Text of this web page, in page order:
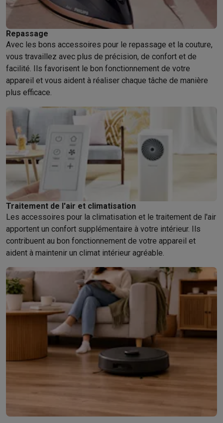
Repassage
Avec les bons accessoires pour le repassage et la couture,
vous travaillez avec plus de précision, de confort et de
facilité. Ils favorisent le bon fonctionnement de votre
appareil et vous aident à réaliser chaque tâche de manière
plus efficace.
Traitement de l'air et climatisation
Les accessoires pour la climatisation et le traitement de l'air
apportent un confort supplémentaire à votre intérieur. Ils
contribuent au bon fonctionnement de votre appareil et
aident à maintenir un climat intérieur agréable.